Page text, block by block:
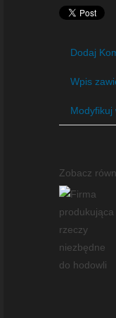
Dodaj
Wpis
Modyfikuj
Zobacz